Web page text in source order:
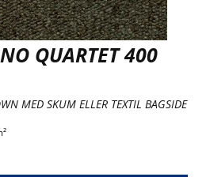
QUARTET 400
MED SKUM ELLER TEXTIL BAGSIDE